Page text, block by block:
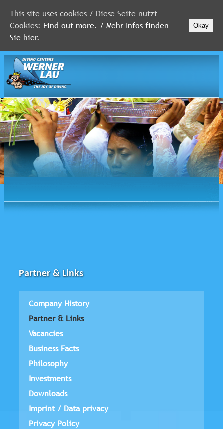
MALDIVES
RED
SEA
FLORIDA
Newsletter
Partner & Links
Company History
Partner & Links
Vacancies
Business Facts
Philosophy
Investments
Downloads
Imprint / Data privacy
Privacy Policy
This site uses cookies / Diese Seite nutzt
Cookies: Find out more. / Mehr Infos finden
Sie hier.
Okay